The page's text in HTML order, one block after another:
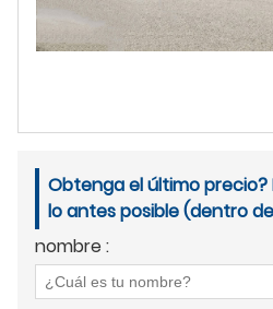
Obtenga el último precio?
lo antes posible (dentro
nombre :